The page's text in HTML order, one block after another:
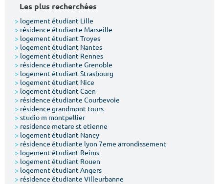
Type de location
Votre date d'entrée
Chercher
Les plus recherchées
> logement étudiant Lille
> résidence étudiante Marseille
> logement étudiant Troyes
> logement étudiant Nantes
> logement étudiant Rennes
> résidence étudiante Grenoble
> logement étudiant Strasbourg
> logement étudiant Nice
> logement étudiant Caen
> résidence étudiante Courbevoie
> résidence grandmont tours
> studio m montpellier
> residence metare st etienne
> logement étudiant Nancy
> résidence étudiante lyon 7eme arrondissement
> logement étudiant Reims
> logement étudiant Rouen
> logement étudiant Angers
> résidence étudiante Villeurbanne